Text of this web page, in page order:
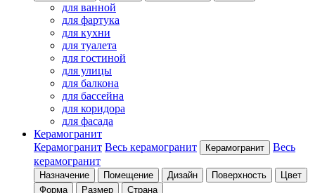
для ванной
для фартука
для кухни
для туалета
для гостиной
для улицы
для балкона
для бассейна
для коридора
для фасада
Керамогранит
Керамогранит Весь керамогранит Керамогранит
Весь
керамогранит
Назначение Помещение Дизайн Поверхность
Цвет
Форма
Размер Страна